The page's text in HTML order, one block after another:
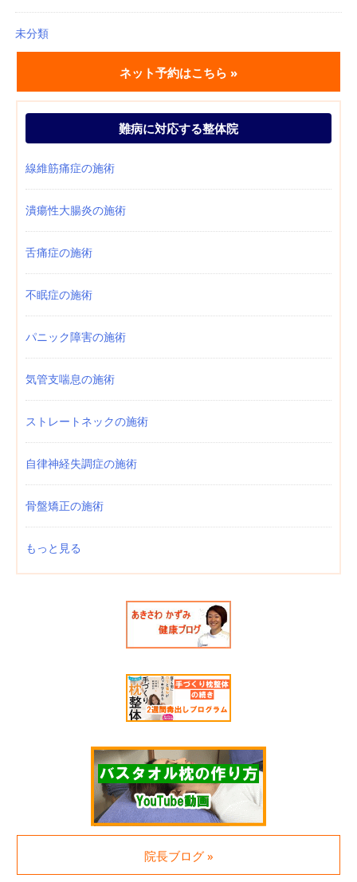
未分類
ネット予約はこちら »
難病に対応する整体院
線維筋痛症の施術
潰瘍性大腸炎の施術
舌痛症の施術
不眠症の施術
パニック障害の施術
気管支喘息の施術
ストレートネックの施術
自律神経失調症の施術
骨盤矯正の施術
もっと見る
院長ブログ »